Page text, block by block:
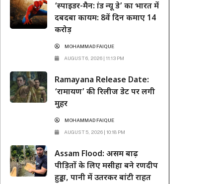
बहुप्रतीक्षित मेगा-बजट फिल्म ‘वाराणसी’ (Varanasi) से महेश
बाबू का मच-अवेटेड फर्स्ट लुक रिलीज कर दिया है। इस फिल्म...
‘स्पाइडर-मैन: ब्रांड न्यू डे’ का भारत में
दबदबा कायम: 8वें दिन कमाए 14
करोड़
MOHAMMAD FAIQUE
AUGUST 6, 2026 | 11:13 PM
Ramayana Release Date:
‘रामायण’ की रिलीज डेट पर लगी
मुहर
MOHAMMAD FAIQUE
AUGUST 5, 2026 | 10:18 PM
Assam Flood: असम बाढ़
पीड़ितों के लिए मसीहा बने रणदीप
हुड्डा, पानी में उतरकर बांटी राहत